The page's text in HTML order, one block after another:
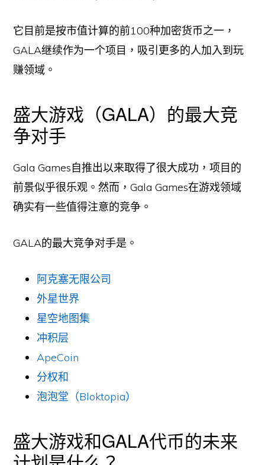
它目前是按市值计算的前100种加密货币之一，
GALA继续作为一个项目，吸引更多的人加入到玩
赚领域。
盛大游戏（GALA）的最大竞
争对手
Gala Games自推出以来取得了很大成功，项目的
前景似乎很乐观。然而，Gala Games在游戏领域
确实有一些值得注意的竞争。
GALA的最大竞争对手是。
阿克塞无限公司
外星世界
星空地图集
冲积层
ApeCoin
分权和
泡泡堂（Bloktopia）
盛大游戏和GALA代币的未来